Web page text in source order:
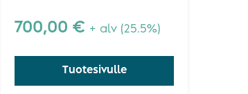
700,00 € + alv (25.5%)
Tuotesivulle